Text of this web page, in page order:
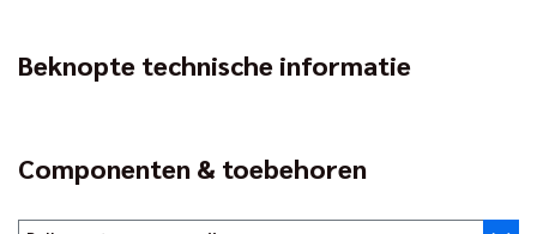
Beknopte technische informatie
Componenten & toebehoren